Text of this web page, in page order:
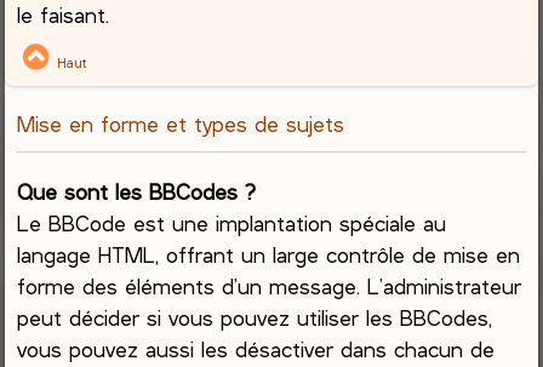
le faisant.
Haut
Mise en forme et types de sujets
Que sont les BBCodes ?
Le BBCode est une implantation spéciale au
langage HTML, offrant un large contrôle de mise en
forme des éléments d’un message. L’administrateur
peut décider si vous pouvez utiliser les BBCodes,
vous pouvez aussi les désactiver dans chacun de